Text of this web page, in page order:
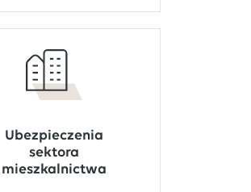
Ubezpieczenia
sektora
mieszkalnictwa